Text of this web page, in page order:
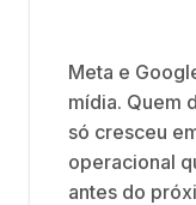
Meta e
mídia. Quem
só cresceu
operacional
antes do